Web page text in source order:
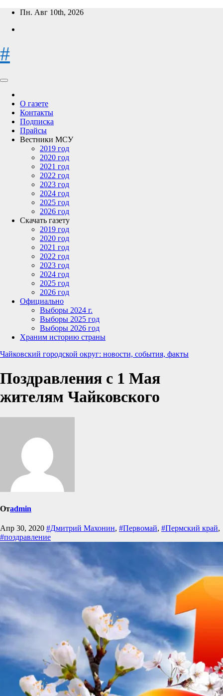
Перейти
содержимому
Пн. Авг 10th, 2026
#
О газете
Контакты
Подписка
Прайсы
Вестники МСУ
2019 год
2020 год
2021 год
2022 год
2023 год
2024 год
2025 год
2026 год
Скачать газету
2019 год
2020 год
2021 год
2022 год
2023 год
2024 год
2025 год
2026 год
Официально
Выборы 2024 г.
Выборы 2025 год
Выборы 2026 год
Храним историю страны
Чайковский городской округ: новости, события, факты
Поздравления с 1 Мая
жителям Чайковского
Отadmin
Апр 30, 2020 #Дмитрий Махонин, #Первомай, #Пермский край,
#поздравление